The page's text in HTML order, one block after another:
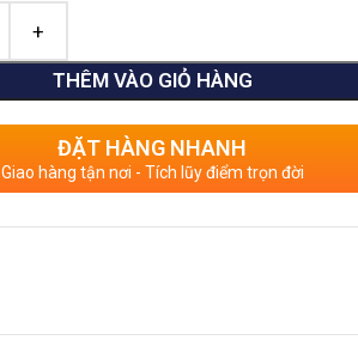
THÊM VÀO GIỎ HÀNG
ĐẶT HÀNG NHANH
Giao hàng tận nơi - Tích lũy điểm trọn đời